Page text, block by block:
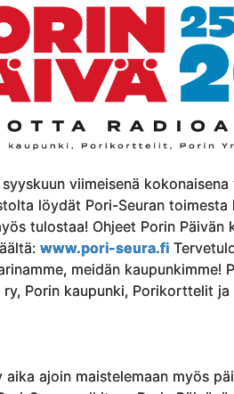
viimeisenä
löydät Pori-Seuran
tulostaa! Ohjeet Porin Päivän
www.pori-seura.fi
meidän kaupunkimme!
Porin kaupunki, Porikorttelit
aika ajoin maistelemaan myös